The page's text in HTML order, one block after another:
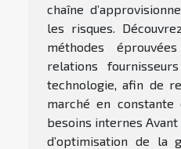
chaîne
les risques.
méthodes
relations
technologie, afin de
marché en constante
besoins internes
d’optimisation de la